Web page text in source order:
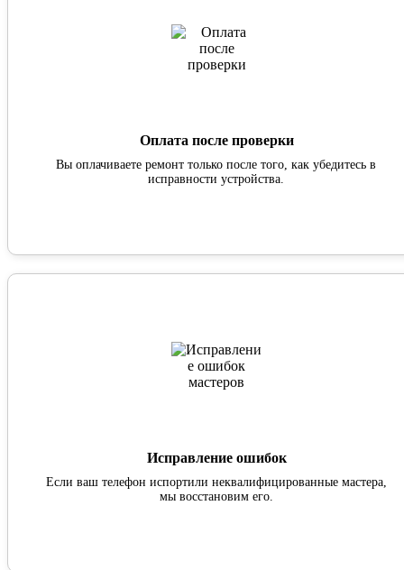
Оплата после проверки
Вы оплачиваете ремонт только после того, как убедитесь в
исправности устройства.
Исправление ошибок
Если ваш телефон испортили неквалифицированные мастера,
мы восстановим его.